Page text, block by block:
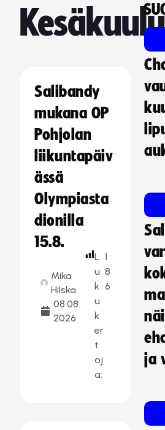
Salibandy
mukana OP
Pohjolan
liikuntapäiv
ässä
Olympiasta
dionilla
15.8.
Mika
Hilska
08.08.
2026
L
u
k
u
k
er
t
oj
a:
1
8
6
ja